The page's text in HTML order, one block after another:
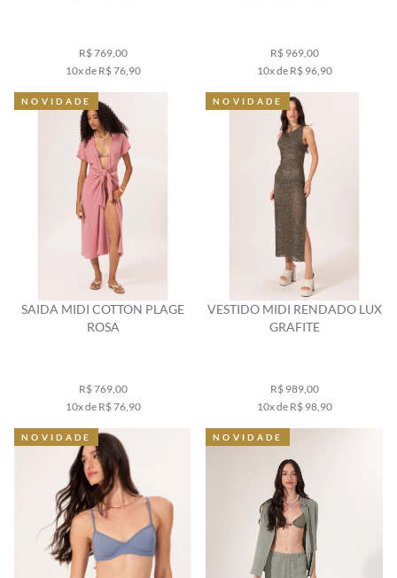
R$ 769,00
10x de R$ 76,90
R$ 969,00
10x de R$ 96,90
SAIDA MIDI COTTON PLAGE
ROSA
R$ 769,00
10x de R$ 76,90
NOVIDADE
VESTIDO MIDI RENDADO LUX
GRAFITE
R$ 989,00
10x de R$ 98,90
NOVIDADE
NOVIDADE NOVIDADE